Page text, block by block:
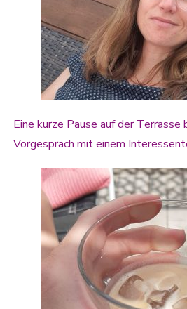
Eine kurze Pause auf der Terrasse
Vorgespräch mit einem